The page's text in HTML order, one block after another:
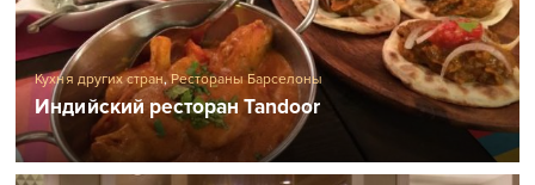
Кухня других стран,Рестораны Барселоны
Индийский ресторан Tandoor